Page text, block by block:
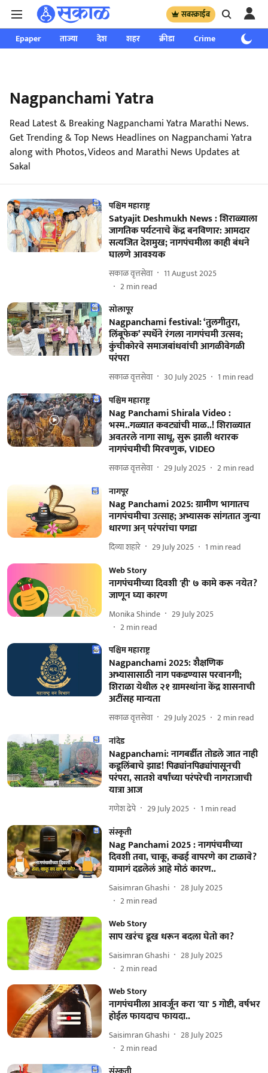
सबस्क्राईब
Epaper ताज्या देश शहर क्रीडा Crime साप्ताहिक
Nagpanchami Yatra
Read Latest & Breaking Nagpanchami Yatra Marathi News.
Get Trending & Top News Headlines on Nagpanchami Yatra
along with Photos, Videos and Marathi News Updates at
Sakal
पश्चिम महाराष्ट्र
Satyajit Deshmukh News : शिराळ्याला
जागतिक पर्यटनाचे केंद्र बनविणार: आमदार
सत्यजित देशमुख; नागपंचमीला काही बंधने
घालणे आवश्यक
सकाळ वृत्तसेवा
11 August 2025
2min read
सोलापूर
Nagpanchami festival: ‘तुलगीतुरा,
लिंबूफेक’ स्पर्धेने रंगला नागपंचमी उत्सव;
कुंचीकोरवे समाजबांधवांची आगळीवेगळी
परंपरा
सकाळ वृत्तसेवा 30 July 2025 1 min read
पश्चिम महाराष्ट्र
Nag Panchami Shirala Video :
भस्म..गळ्यात कवट्यांची माळ..! शिराळ्यात
अवतरले नागा साधू, सुरू झाली थरारक
नागपंचमीची मिरवणुक, VIDEO
सकाळ वृत्तसेवा 29 July 2025 2min read
नागपूर
Nag Panchami 2025: ग्रामीण भागातच
नागपंचमीचा उत्साह; अभ्यासक सांगतात जुन्या
धारणा अन् परंपरांचा पगडा
दिव्या शहारे 29 July 2025 1 min read
Web Story
नागपंचमीच्या दिवशी 'ही' ७ कामे करू नयेत?
जाणून घ्या कारण
Monika Shinde
29 July 2025
2min read
पश्चिम महाराष्ट्र
Nagpanchami 2025: शैक्षणिक
अभ्यासासाठी नाग पकडण्यास परवानगी;
शिराळा येथील २१ ग्रामस्थांना केंद्र शासनाची
अटींसह मान्यता
सकाळ वृत्तसेवा 29 July 2025 2min read
नांदेड
Nagpanchami: नागबर्डीत तोडले जात नाही
कडूलिंबाचे झाड! पिढ्यांनपिढ्यांपासूनची
परंपरा, सातशे वर्षांच्या परंपरेची नागराजाची
यात्रा आज
गणेश ढेपे 29 July 2025 1 min read
संस्कृती
Nag Panchami 2025 : नागपंचमीच्या
दिवशी तवा, चाकू, कढई वापरणे का टाळावे?
यामागं दडलेलं आहे मोठं कारण..
Saisimran Ghashi
28 July 2025
2min read
Web Story
साप खरंच डूख धरून बदला घेतो का?
Saisimran Ghashi
28 July 2025
2min read
Web Story
नागपंचमीला आवर्जून करा 'या' 5 गोष्टी, वर्षभर
होईल फायदाच फायदा..
Saisimran Ghashi
28 July 2025
2min read